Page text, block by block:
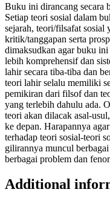
Buku ini dirancang secara
Setiap teori sosial dalam
sejarah, teori/filsafat sosial
kritik/tanggapan serta
dimaksudkan agar buku ini
lebih komprehensif dan
lahir secara tiba-tiba dan
teori lahir selalu memiliki
pemikiran dari filsof dan
yang terlebih dahulu ada.
teori akan dilacak asal-
ke depan. Harapannya
terhadap teori sosial-teori
gilirannya muncul
berbagai problem dan
Additional